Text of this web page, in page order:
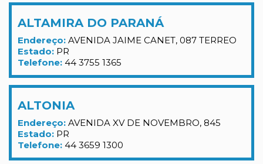
ALTAMIRA DO PARANÁ
Endereço: AVENIDA JAIME CANET, 087 TERREO
Estado: PR
Telefone: 44 3755 1365
ALTONIA
Endereço: AVENIDA XV DE NOVEMBRO, 845
Estado: PR
Telefone: 44 3659 1300